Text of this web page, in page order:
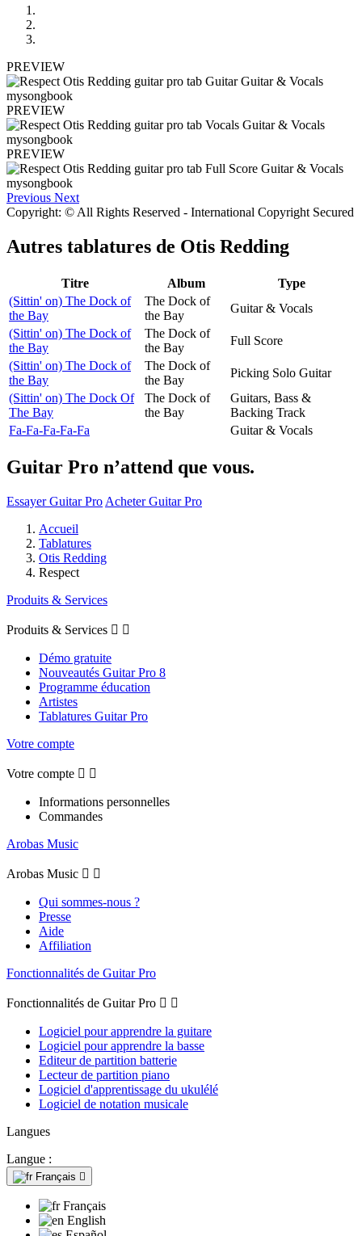
PREVIEW
PREVIEW
PREVIEW
Previous Next
Copyright: © All Rights Reserved - International Copyright Secured
Autres tablatures de Otis Redding
Titre Album
Type
(Sittin' on) The Dock of
the Bay
The Dock of
the Bay
Guitar & Vocals
(Sittin' on) The Dock of
the Bay
The Dock of
the Bay
Full Score
(Sittin' on) The Dock of
the Bay
The Dock of
the Bay
Picking Solo Guitar
(Sittin' on) The Dock Of
The Bay
The Dock of
the Bay
Guitars, Bass &
Backing Track
Fa-Fa-Fa-Fa-Fa
Guitar & Vocals
Guitar Pro n’attend que vous.
Essayer Guitar Pro Acheter Guitar Pro
Accueil
Tablatures
Otis Redding
Respect
Produits & Services
Produits & Services  
Démo gratuite
Nouveautés Guitar Pro 8
Programme éducation
Artistes
Tablatures Guitar Pro
Votre compte
Votre compte  
Informations personnelles
Commandes
Arobas Music
Arobas Music  
Qui sommes-nous ?
Presse
Aide
Affiliation
Fonctionnalités de Guitar Pro
Fonctionnalités de Guitar Pro  
Logiciel pour apprendre la guitare
Logiciel pour apprendre la basse
Editeur de partition batterie
Lecteur de partition piano
Logiciel d'apprentissage du ukulélé
Logiciel de notation musicale
Langues
Langue :
Français 
Français
English